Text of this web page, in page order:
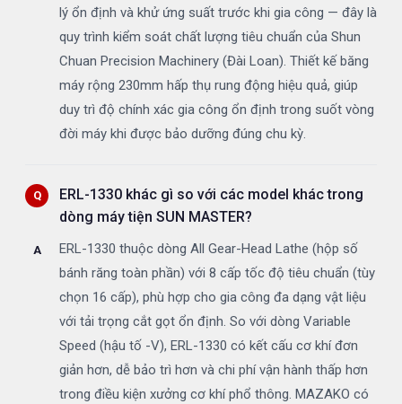
lý ổn định và khử ứng suất trước khi gia công — đây là
quy trình kiểm soát chất lượng tiêu chuẩn của Shun
Chuan Precision Machinery (Đài Loan). Thiết kế băng
máy rộng 230mm hấp thụ rung động hiệu quả, giúp
duy trì độ chính xác gia công ổn định trong suốt vòng
đời máy khi được bảo dưỡng đúng chu kỳ.
ERL-1330 khác gì so với các model khác trong
dòng máy tiện SUN MASTER?
ERL-1330 thuộc dòng All Gear-Head Lathe (hộp số
bánh răng toàn phần) với 8 cấp tốc độ tiêu chuẩn (tùy
chọn 16 cấp), phù hợp cho gia công đa dạng vật liệu
với tải trọng cắt gọt ổn định. So với dòng Variable
Speed (hậu tố -V), ERL-1330 có kết cấu cơ khí đơn
giản hơn, dễ bảo trì hơn và chi phí vận hành thấp hơn
trong điều kiện xưởng cơ khí phổ thông. MAZAKO có